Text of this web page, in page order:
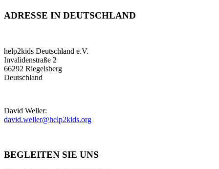
ADRESSE IN DEUTSCHLAND
help2kids Deutschland e.V.
Invalidenstraße 2
66292 Riegelsberg
Deutschland
David Weller:
david.weller@help2kids.org
BEGLEITEN SIE UNS